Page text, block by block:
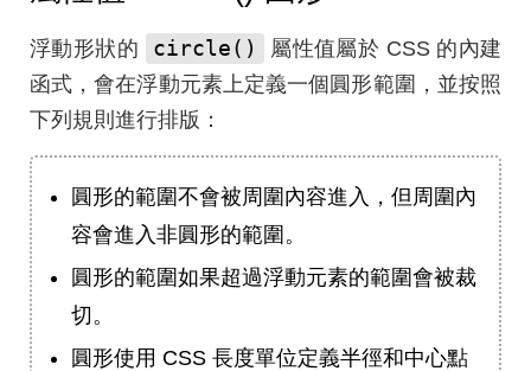
浮動形狀的 circle()
屬性值屬於 CSS 的內建
函式，會在浮動元素上定義一個圓形範圍，並按照
下列規則進行排版：
圓形的範圍不會被周圍內容進入，但周圍內
容會進入非圓形的範圍。
圓形的範圍如果超過浮動元素的範圍會被裁
切。
圓形使用 CSS 長度單位定義半徑和中心點